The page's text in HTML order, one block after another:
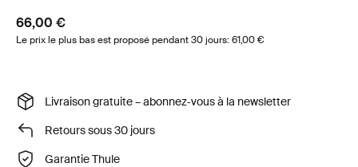
66,00 €
Le prix le plus bas est proposé pendant 30 jours: 61,00 €
Livraison gratuite – abonnez‑vous à la newsletter
Retours sous 30 jours
Garantie Thule